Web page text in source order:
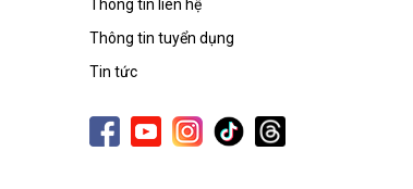
Thông tin liên hệ
Thông tin tuyển dụng
Tin tức